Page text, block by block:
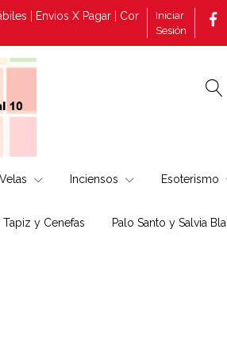
| Envios X Pagar | Consultas por
Iniciar
Sesión
Velas Inciensos Esoterismo
Tapiz y Cenefas Palo Santo y Salvia